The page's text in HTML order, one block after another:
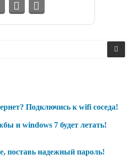
Подключись к wifi соседа!
и windows 7 будет летать!
поставь надежный пароль!